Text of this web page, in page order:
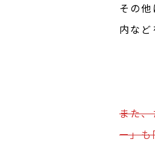
その
内など
また
ー」